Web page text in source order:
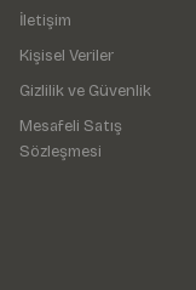
İletişim
Kişisel Veriler
Gizlilik ve Güvenlik
Mesafeli Satış
Sözleşmesi